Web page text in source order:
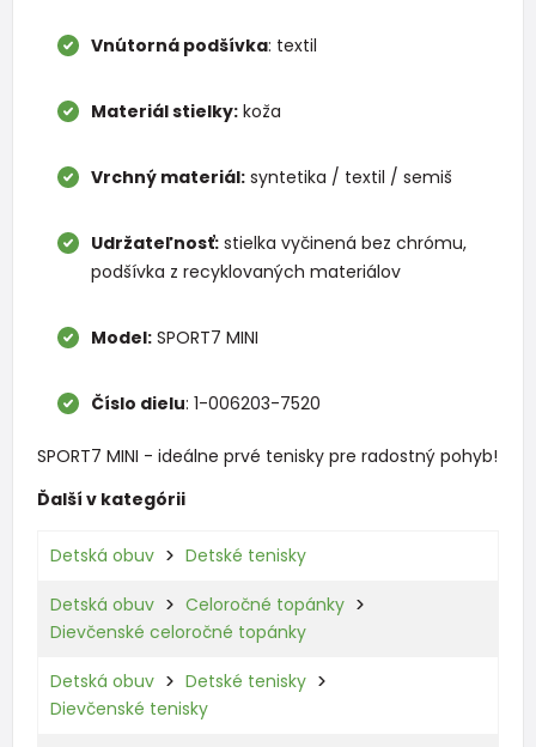
Vnútorná podšívka: textil
Materiál stielky: koža
Vrchný materiál: syntetika / textil / semiš
Udržateľnosť: stielka vyčinená bez chrómu,
podšívka z recyklovaných materiálov
Model: SPORT7 MINI
Číslo dielu: 1-006203-7520
SPORT7 MINI - ideálne prvé tenisky pre radostný pohyb!
Ďalší v kategórii
Detská obuv Detské tenisky
Detská obuv
Celoročné topánky
Dievčenské celoročné topánky
Detská obuv
Detské tenisky
Dievčenské tenisky